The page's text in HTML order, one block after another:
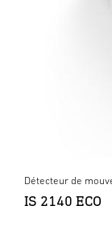
Détecteur de
IS 2140 ECO